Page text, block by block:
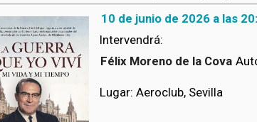
10 de junio de 2026 a las
Intervendrá:
Félix Moreno de la Cova
Lugar: Aeroclub, Sevilla